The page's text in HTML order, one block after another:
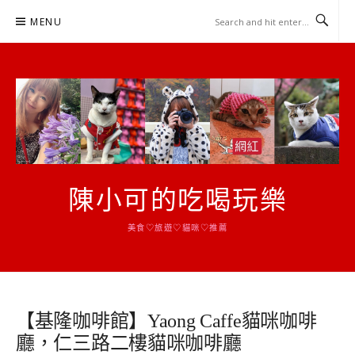
MENU
陳小可的吃喝玩樂
美食♡旅遊♡貓咪♡推薦
【基隆咖啡館】Yaong Caffe貓咪咖啡
廳，仁三路二樓貓咪咖啡廳